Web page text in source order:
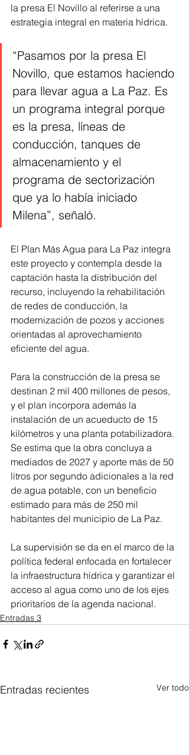
la presa El Novillo al referirse a una
estrategia integral en materia hídrica.
“Pasamos por la presa El
Novillo, que estamos haciendo
para llevar agua a La Paz. Es
un programa integral porque
es la presa, líneas de
conducción, tanques de
almacenamiento y el
programa de sectorización
que ya lo había iniciado
Milena”, señaló.
El Plan Más Agua para La Paz integra
este proyecto y contempla desde la
captación hasta la distribución del
recurso, incluyendo la rehabilitación
de redes de conducción, la
modernización de pozos y acciones
orientadas al aprovechamiento
eficiente del agua.
Para la construcción de la presa se
destinan 2 mil 400 millones de pesos,
y el plan incorpora además la
instalación de un acueducto de 15
kilómetros y una planta potabilizadora.
Se estima que la obra concluya a
mediados de 2027 y aporte más de 50
litros por segundo adicionales a la red
de agua potable, con un beneficio
estimado para más de 250 mil
habitantes del municipio de La Paz.
La supervisión se da en el marco de la
política federal enfocada en fortalecer
la infraestructura hídrica y garantizar el
acceso al agua como uno de los ejes
prioritarios de la agenda nacional.
Entradas 3
Entradas recientes Ver todo